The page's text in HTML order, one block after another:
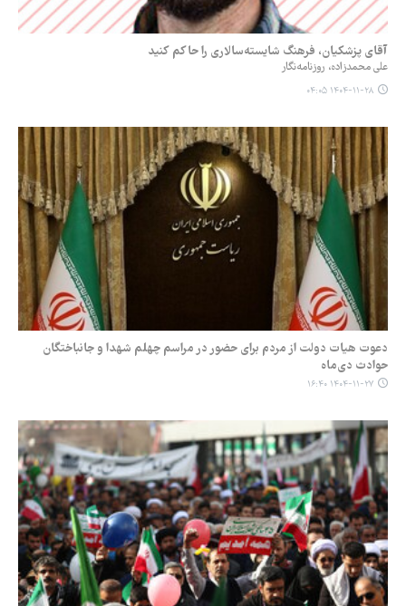
آقای پزشکیان، فرهنگ شایسته‌سالاری را حاکم کنید
علی محمدزاده، روزنامه‌نگار
۱۴۰۴-۱۱-۲۸ ۰۴:۰۵
دعوت هیات دولت از مردم برای حضور در مراسم چهلم شهدا و جانباختگان
حوادث دی‌ماه
۱۴۰۴-۱۱-۲۷ ۱۶:۴۰